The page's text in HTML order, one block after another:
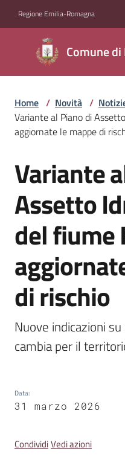
Regione Emilia-Romagna
Comune
Comune di
Bentivoglio
Amministrazione
Servizi
Vivere
Bentivoglio
Amministrazione
A
o
P
t
Home / Novità /
Variante al Piano di
aggiornate le mappe di
Salta al contenuto
Variante
Assetto
del fiume
di rischio
Nuove indicazioni
cambia per il
Data:
31 marzo 2026
CondividiVedi azioni